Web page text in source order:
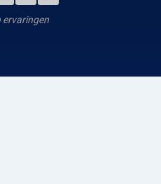
ervaringen